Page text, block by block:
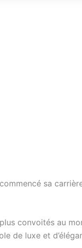
sa
convoités au
de luxe et